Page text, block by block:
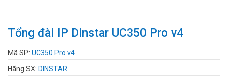
Tổng đài IP Dinstar UC350 Pro v4
Mã SP: UC350 Pro v4
Hãng SX: DINSTAR